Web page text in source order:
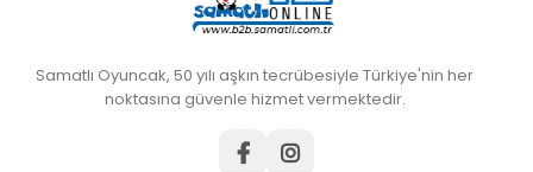
Samatlı Oyuncak, 50 yılı aşkın tecrübesiyle Türkiye'nin her
noktasına güvenle hizmet vermektedir.